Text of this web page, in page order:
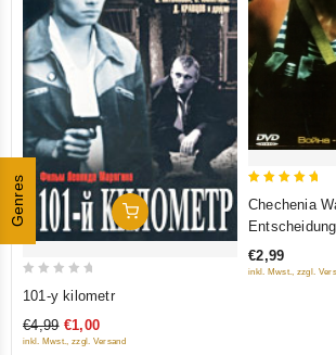
Genres In Den Warenkorb
of
101-y kilometr
€4,99 €1,00
inkl. Mwst., zzgl. Versand
Chechenia
€2,99
inkl. Mwst., zzgl.